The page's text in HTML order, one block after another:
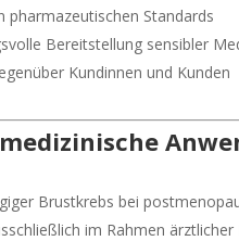
pharmazeutischen Standards
Bereitstellung sensibler
Kundinnen und Kunden
Brustkrebs bei
im Rahmen